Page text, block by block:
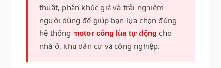
thuật, phân khúc giá và trải nghiệm
người dùng để giúp bạn lựa chọn đúng
hệ thống motor cổng lùa tự động cho
nhà ở, khu dân cư và công nghiệp.